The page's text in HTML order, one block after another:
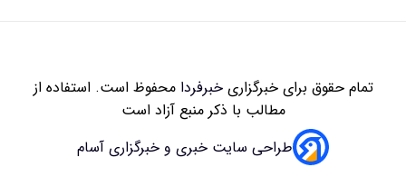
خبرفردامحفوظ است. استفاده از
با ذکر منبع آزاد است
خبری و خبرگزاری آسام